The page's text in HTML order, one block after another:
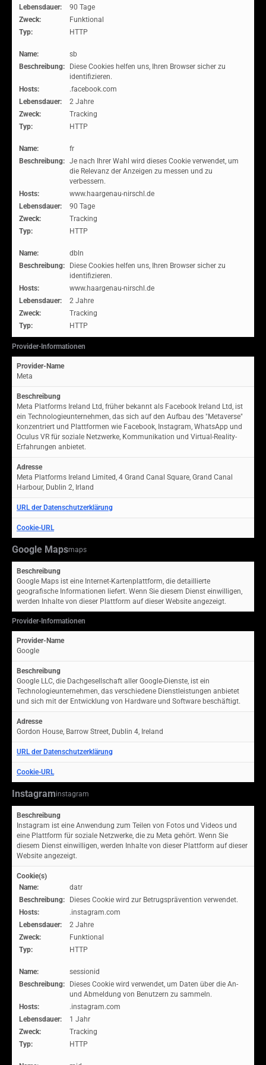
Lebensdauer:
90 Tage
Zweck:
Funktional
Typ:
HTTP
Name:
sb
Beschreibung:
Diese Cookies helfen uns, Ihren Browser sicher zu
identifizieren.
Hosts:
.facebook.com
Lebensdauer:
2 Jahre
Zweck:
Tracking
Typ:
HTTP
Name:
fr
Beschreibung: Je nach Ihrer Wahl wird dieses Cookie verwendet, um
die Relevanz der Anzeigen zu messen und zu
verbessern.
Hosts:
www.haargenau-nirschl.de
Lebensdauer:
90 Tage
Zweck:
Tracking
Typ:
HTTP
Name:
dbln
Beschreibung:
Diese Cookies helfen uns, Ihren Browser sicher zu
identifizieren.
Hosts:
www.haargenau-nirschl.de
Lebensdauer:
2 Jahre
Zweck:
Tracking
Typ:
HTTP
Provider-Informationen
Provider-Name
Meta
Beschreibung
Meta Platforms Ireland Ltd, früher bekannt als Facebook Ireland Ltd, ist
ein Technologieunternehmen, das sich auf den Aufbau des "Metaverse"
konzentriert und Plattformen wie Facebook, Instagram, WhatsApp und
Oculus VR für soziale Netzwerke, Kommunikation und Virtual-Reality-
Erfahrungen anbietet.
Adresse
Meta Platforms Ireland Limited, 4 Grand Canal Square, Grand Canal
Harbour, Dublin 2, Irland
URL der Datenschutzerklärung
Cookie-URL
Google Mapsmaps
Beschreibung
Google Maps ist eine Internet-Kartenplattform, die detaillierte
geografische Informationen liefert. Wenn Sie diesem Dienst einwilligen,
werden Inhalte von dieser Plattform auf dieser Website angezeigt.
Provider-Informationen
Provider-Name
Google
Beschreibung
Google LLC, die Dachgesellschaft aller Google-Dienste, ist ein
Technologieunternehmen, das verschiedene Dienstleistungen anbietet
und sich mit der Entwicklung von Hardware und Software beschäftigt.
Adresse
Gordon House, Barrow Street, Dublin 4, Ireland
URL der Datenschutzerklärung
Cookie-URL
Instagraminstagram
Beschreibung
Instagram ist eine Anwendung zum Teilen von Fotos und Videos und
eine Plattform für soziale Netzwerke, die zu Meta gehört. Wenn Sie
diesem Dienst einwilligen, werden Inhalte von dieser Plattform auf dieser
Website angezeigt.
Cookie(s)
Name:
datr
Beschreibung:
Dieses Cookie wird zur Betrugsprävention verwendet.
Hosts:
.instagram.com
Lebensdauer:
2 Jahre
Zweck:
Funktional
Typ:
HTTP
Name:
sessionid
Beschreibung:
Dieses Cookie wird verwendet, um Daten über die An-
und Abmeldung von Benutzern zu sammeln.
Hosts:
.instagram.com
Lebensdauer:
1 Jahr
Zweck:
Tracking
Typ:
HTTP